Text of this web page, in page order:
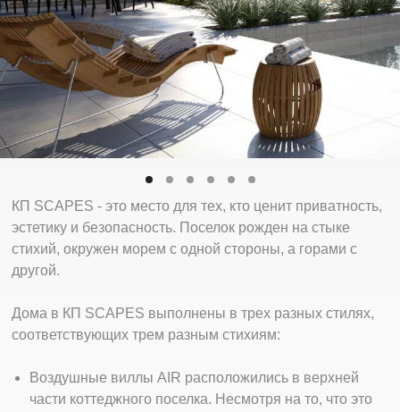
КП SCAPES - это место для тех, кто ценит приватность,
эстетику и безопасность. Поселок рожден на стыке
стихий, окружен морем с одной стороны, а горами с
другой.
Дома в КП SCAPES выполнены в трех разных стилях,
соответствующих трем разным стихиям:
Воздушные виллы AIR расположились в верхней
части коттеджного поселка. Несмотря на то, что это